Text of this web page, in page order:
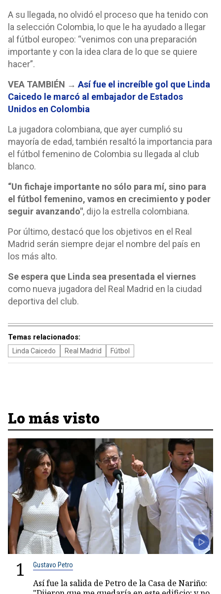
A su llegada, no olvidó el proceso que ha tenido con
la selección Colombia, lo que le ha ayudado a llegar
al fútbol europeo: “venimos con una preparación
importante y con la idea clara de lo que se quiere
hacer”.
VEA TAMBIÉN → Así fue el increíble gol que Linda
Caicedo le marcó al embajador de Estados
Unidos en Colombia
La jugadora colombiana, que ayer cumplió su
mayoría de edad, también resaltó la importancia para
el fútbol femenino de Colombia su llegada al club
blanco.
“Un fichaje importante no sólo para mí, sino para
el fútbol femenino, vamos en crecimiento y poder
seguir avanzando", dijo la estrella colombiana.
Por último, destacó que los objetivos en el Real
Madrid serán siempre dejar el nombre del país en
los más alto.
Se espera que Linda sea presentada el viernes
como nueva jugadora del Real Madrid en la ciudad
deportiva del club.
Temas relacionados:
Linda Caicedo Real Madrid Fútbol
Lo más visto
1 Gustavo Petro
Así fue la salida de Petro de la Casa de Nariño: